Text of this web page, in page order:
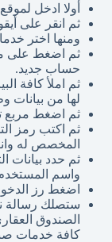
أولا ادخل
ثم انقر على
ومنها اختر
ثم اضغط على
حساب جديد.
ثم املأ كافة
لها من بيانات
ثم اضغط مربع
ثم اكتب رمز
المخصص له
ثم حدد بيانات
واسم
اضغط رز
ستصلك رسالة
الصندوق
كافة خدمات